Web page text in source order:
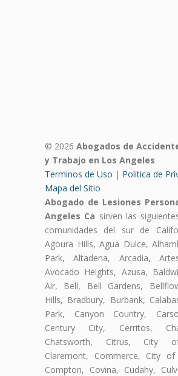
© 2026 Abogados de
y Trabajo en Los Angeles
Terminos de Uso | Politica de
Mapa del Sitio
Abogado de Lesiones
Angeles Ca sirven las
comunidades del sur de
Agoura Hills, Agua Dulce,
Park, Altadena, Arcadia,
Avocado Heights, Azusa,
Air, Bell, Bell Gardens,
Hills, Bradbury, Burbank,
Park, Canyon Country,
Century City, Cerritos,
Chatsworth, Citrus, City
Claremont, Commerce, City of
Compton, Covina, Cudahy,